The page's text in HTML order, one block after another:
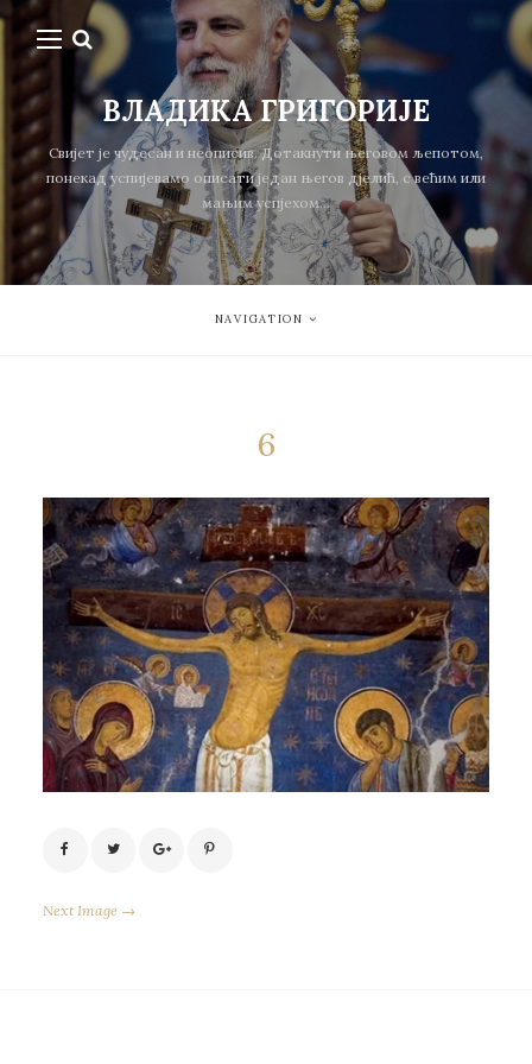
ВЛАДИКА ГРИГОРИЈЕ
Свијет је чудесан и неописив. Дотакнути његовом љепотом,
понекад успијевамо описати један његов дјелић, с већим или
мањим успјехом...
NAVIGATION
6
Next Image →